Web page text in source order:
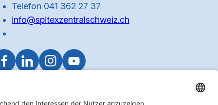
Telefon 041 362 27 37
info@spitexzentralschweiz.ch